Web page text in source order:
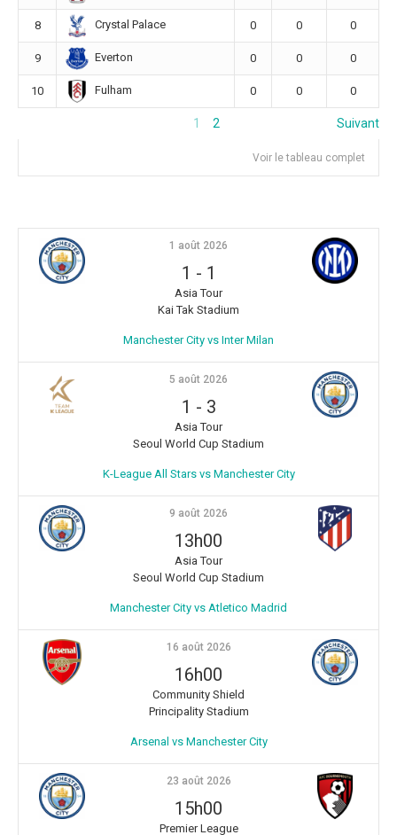
8 Crystal Palace 0 0 0
9 Everton 0 0 0
10 Fulham 0 0 0
1 2 Suivant
Voir le tableau complet
1 août 2026
1 - 1
Asia Tour
Kai Tak Stadium
Manchester City vs Inter Milan
5 août 2026
1 - 3
Asia Tour
Seoul World Cup Stadium
K-League All Stars vs Manchester City
9 août 2026
13h00
Asia Tour
Seoul World Cup Stadium
Manchester City vs Atletico Madrid
16 août 2026
16h00
Community Shield
Principality Stadium
Arsenal vs Manchester City
23 août 2026
15h00
Premier League